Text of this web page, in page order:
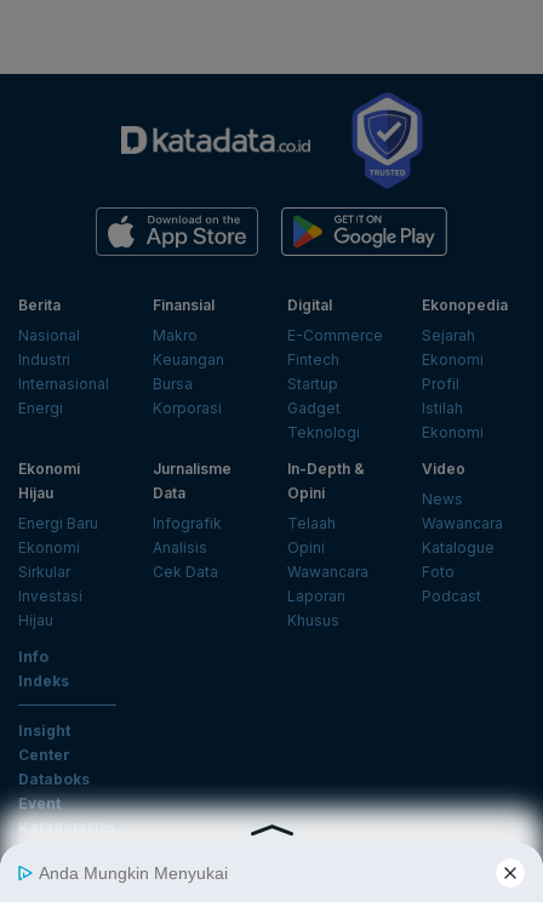
Berita
Nasional
Industri
Internasional
Energi
Finansial
Makro
Keuangan
Bursa
Korporasi
Digital
E-Commerce
Fintech
Startup
Gadget
Teknologi
Ekonopedia
Sejarah
Ekonomi
Profil
Istilah
Ekonomi
Ekonomi
Hijau
Energi Baru
Ekonomi
Sirkular
Investasi
Hijau
Jurnalisme
Data
Infografik
Analisis
Cek Data
In-Depth &
Opini
Telaah
Opini
Wawancara
Laporan
Khusus
Video
News
Wawancara
Katalogue
Foto
Podcast
Info
Indeks
Insight
Center
Databoks
Event
KatadataOto